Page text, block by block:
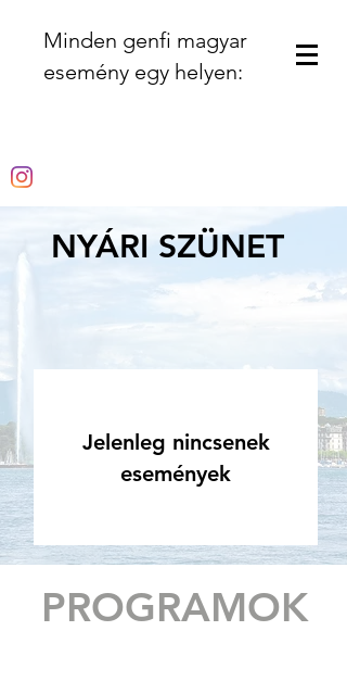
Minden genfi magyar
esemény egy helyen:
NYÁRI SZÜNET
Jelenleg nincsenek
események
PROGRAMOK